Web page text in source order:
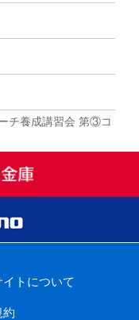
チ養成講習会 第③コ
イトについて
約